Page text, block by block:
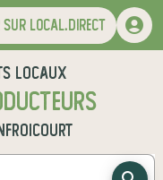
sur local.direct
locaux